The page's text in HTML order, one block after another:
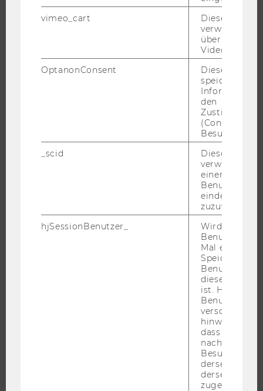
STUDENT CLUBS
FORSCHUNG
FORSCHUNGSINFRASTRUKTUR
ÜBER DIE WU
vimeo_cart
Dieses
verwendet,
überprüfen,
Video
OptanonConsent
Dieses Cookie
speichert
den
(Consent)
Besuchers.
_scid
Dieses
verwendet,
einem/einer
Benutzer*in
eindeutige ID
zuzuweisen
hjSessionBenutzer_
Wird gesetzt,
Benutzer
Mal eine
Speichert die
Benutzer-ID,
diese Seite
ist. Hotjar
Benutzer
verschiedene
hinweg.Stellt
dass Daten
Besuchen auf
derselben
derselben
zugeordnet